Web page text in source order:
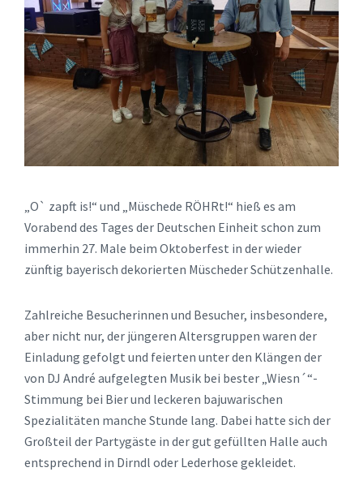
„O` zapft is!“ und „Müschede RÖHRt!“ hieß es am
Vorabend des Tages der Deutschen Einheit schon zum
immerhin 27. Male beim Oktoberfest in der wieder
zünftig bayerisch dekorierten Müscheder Schützenhalle.
Zahlreiche Besucherinnen und Besucher, insbesondere,
aber nicht nur, der jüngeren Altersgruppen waren der
Einladung gefolgt und feierten unter den Klängen der
von DJ André aufgelegten Musik bei bester „Wiesn´“-
Stimmung bei Bier und leckeren bajuwarischen
Spezialitäten manche Stunde lang. Dabei hatte sich der
Großteil der Partygäste in der gut gefüllten Halle auch
entsprechend in Dirndl oder Lederhose gekleidet.